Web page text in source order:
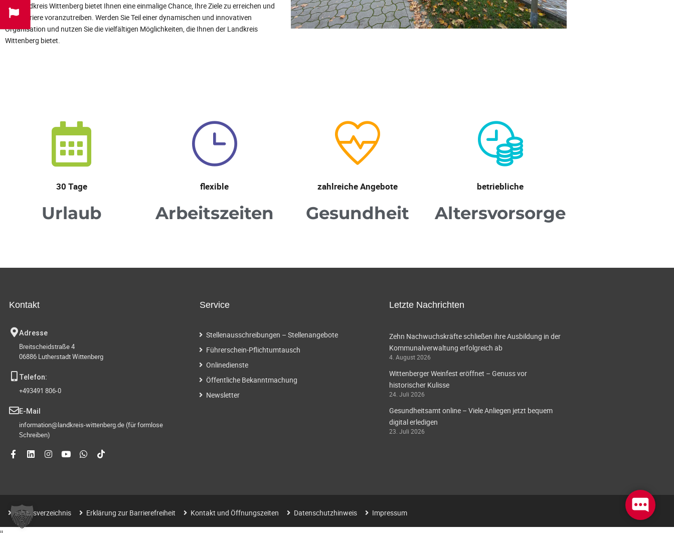
Der Landkreis Wittenberg bietet Ihnen eine einmalige Chance, Ihre Ziele zu erreichen und
Ihre Karriere voranzutreiben. Werden Sie Teil einer dynamischen und innovativen
Organisation und nutzen Sie die vielfältigen Möglichkeiten, die Ihnen der Landkreis
Wittenberg bietet.
30 Tage
Urlaub
flexible
Arbeitszeiten
zahlreiche Angebote
Gesundheit
betriebliche
Altersvorsorge
Kontakt
Adresse
Breitscheidstraße 4
06886 Lutherstadt Wittenberg
Telefon:
+493491 806-0
E-Mail
information@landkreis-wittenberg.de (für formlose
Schreiben)
Service
Stellenausschreibungen – Stellenangebote
Führerschein-Pflichtumtausch
Onlinedienste
Öffentliche Bekanntmachung
Newsletter
Letzte Nachrichten
Zehn Nachwuchskräfte schließen ihre Ausbildung in der
Kommunalverwaltung erfolgreich ab
4. August 2026
Wittenberger Weinfest eröffnet – Genuss vor
historischer Kulisse
24. Juli 2026
Gesundheitsamt online – Viele Anliegen jetzt bequem
digital erledigen
23. Juli 2026
Inhaltsverzeichnis Erklärung zur Barrierefreiheit Kontakt und Öffnungszeiten Datenschutzhinweis Impressum